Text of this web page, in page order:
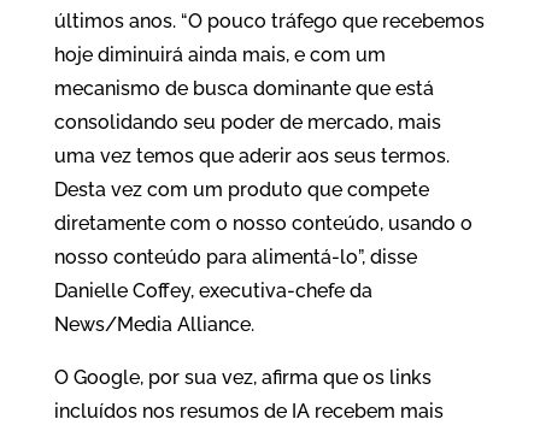
últimos anos. “O pouco tráfego que recebemos
hoje diminuirá ainda mais, e com um
mecanismo de busca dominante que está
consolidando seu poder de mercado, mais
uma vez temos que aderir aos seus termos.
Desta vez com um produto que compete
diretamente com o nosso conteúdo, usando o
nosso conteúdo para alimentá-lo”, disse
Danielle Coffey, executiva-chefe da
News/Media Alliance.
O Google, por sua vez, afirma que os links
incluídos nos resumos de IA recebem mais